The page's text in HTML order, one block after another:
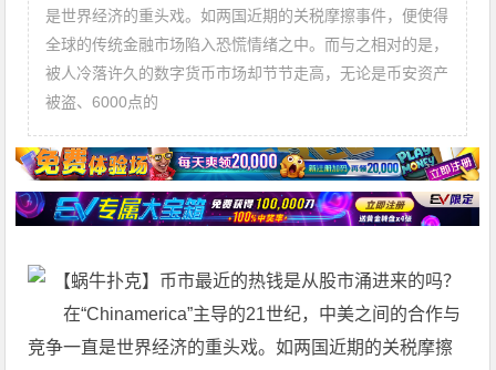
是世界经济的重头戏。如两国近期的关税摩擦事件，便使得
全球的传统金融市场陷入恐慌情绪之中。而与之相对的是，
被人冷落许久的数字货币市场却节节走高，无论是币安资产
被盗、6000点的
在“Chinamerica”主导的21世纪，中美之间的合作与
竞争一直是世界经济的重头戏。如两国近期的关税摩擦